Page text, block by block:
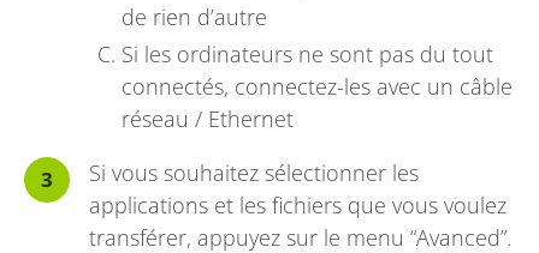
de rien d’autre
Si les ordinateurs ne sont pas du tout
connectés, connectez-les avec un câble
réseau / Ethernet
Si vous souhaitez sélectionner les
applications et les fichiers que vous voulez
transférer, appuyez sur le menu “Avanced”.